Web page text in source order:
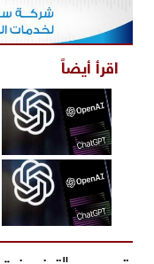
اقرأ أيضاً